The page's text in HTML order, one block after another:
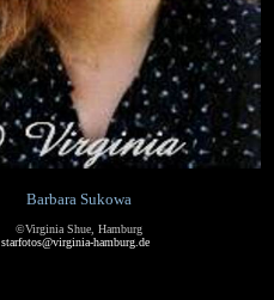
Barbara Sukowa
©Virginia Shue, Hamburg
starfotos@virginia-hamburg.de